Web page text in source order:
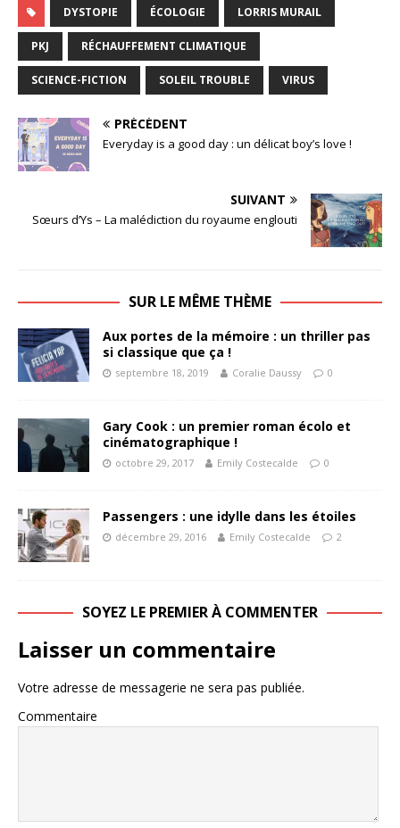
DYSTOPIE ÉCOLOGIE LORRIS MURAIL
PKJ RÉCHAUFFEMENT CLIMATIQUE
SCIENCE-FICTION SOLEIL TROUBLE VIRUS
PRÉCÉDENT
Everyday is a good day : un délicat boy’s love !
SUIVANT
Sœurs d’Ys – La malédiction du royaume englouti
SUR LE MÊME THÈME
Aux portes de la mémoire : un thriller pas
si classique que ça !
septembre 18, 2019 Coralie Daussy 0
Gary Cook : un premier roman écolo et
cinématographique !
octobre 29, 2017 Emily Costecalde 0
Passengers : une idylle dans les étoiles
décembre 29, 2016 Emily Costecalde 2
SOYEZ LE PREMIER À COMMENTER
Laisser un commentaire
Votre adresse de messagerie ne sera pas publiée.
Commentaire